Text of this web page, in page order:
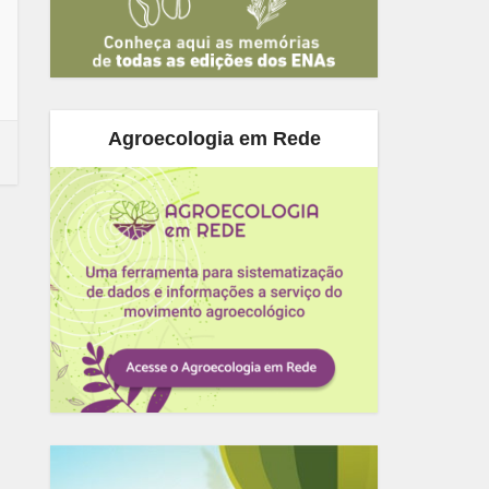
Agroecologia em Rede